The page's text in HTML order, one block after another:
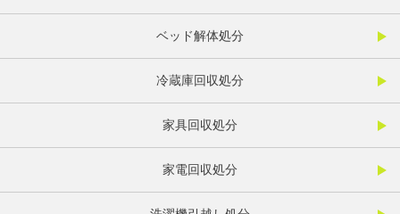
ベッド解体処分
冷蔵庫回収処分
家具回収処分
家電回収処分